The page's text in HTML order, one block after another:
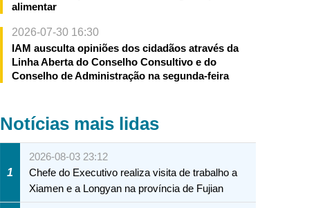
alimentar
2026-07-30 16:30
IAM ausculta opiniões dos cidadãos através da
Linha Aberta do Conselho Consultivo e do
Conselho de Administração na segunda-feira
Notícias mais lidas
1
2026-08-03 23:12
Chefe do Executivo realiza visita de trabalho a
Xiamen e a Longyan na província de Fujian